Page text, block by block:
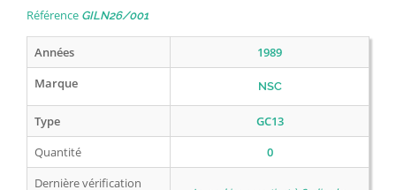
Référence GILN26/001
Années
1989
Marque
NSC
Type
GC13
Quantité
0
Dernière vérification